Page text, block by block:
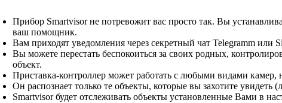
Прибор Smartvisor не потревожит вас просто так. Вы
ваш помощник.
Вам приходят уведомления через секретный чат Telegramm или
Вы можете перестать беспокоиться за своих родных,
объект.
Приставка-контроллер может работать с любыми видами камер,
Он распознает только те объекты, которые вы захотите
Smartvisor будет отслеживать объекты установленные Вами в